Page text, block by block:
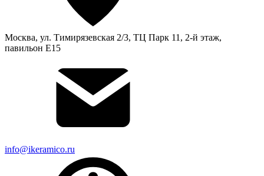
Москва, ул. Тимирязевская 2/3, ТЦ Парк 11, 2-й этаж,
павильон Е15
info@ikeramico.ru